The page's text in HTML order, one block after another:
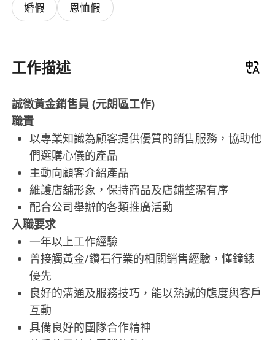
婚假
恩恤假
工作描述
誠徵黃金銷售員 (元朗區工作)
職責
以專業知識為顧客提供優質的銷售服務，協助他
們選購心儀的產品
主動向顧客介紹產品
維護店舖形象，保持商品及店鋪整潔有序
配合公司舉辦的各類推廣活動
入職要求
一年以上工作經驗
曾接觸黃金/鑽石行業的相關銷售經驗，懂鐘錶
優先
良好的溝通及服務技巧，能以熱誠的態度與客戶
互動
具備良好的團隊合作精神